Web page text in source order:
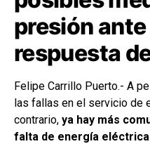
presión
respuesta
Felipe Carrillo Puerto.- A
las fallas en el servicio de
contrario, ya hay más
falta de energía eléctrica